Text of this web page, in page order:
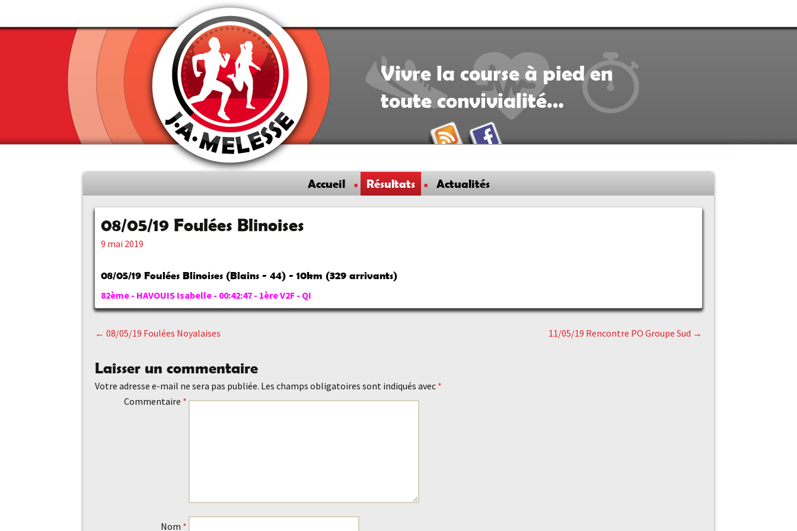
Vivre la course à pied en
toute convivialité…
au
contenu
principal
Accueil Résultats Actualités
08/05/19 Foulées Blinoises
9 mai 2019
08/05/19 Foulées Blinoises (Blains - 44) - 10km (329 arrivants)
82ème - HAVOUIS Isabelle - 00:42:47 - 1ère V2F - QI
Navigation
des
← 08/05/19 Foulées Noyalaises 11/05/19 Rencontre PO Groupe Sud →
Laisser un commentaire
Votre adresse e-mail ne sera pas publiée. Les champs obligatoires sont indiqués avec *
Commentaire *
Nom *